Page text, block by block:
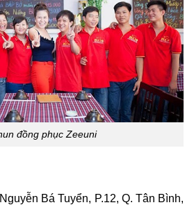
đồng phục Zeeuni
Bá Tuyển, P.12, Q. Tân Bình,